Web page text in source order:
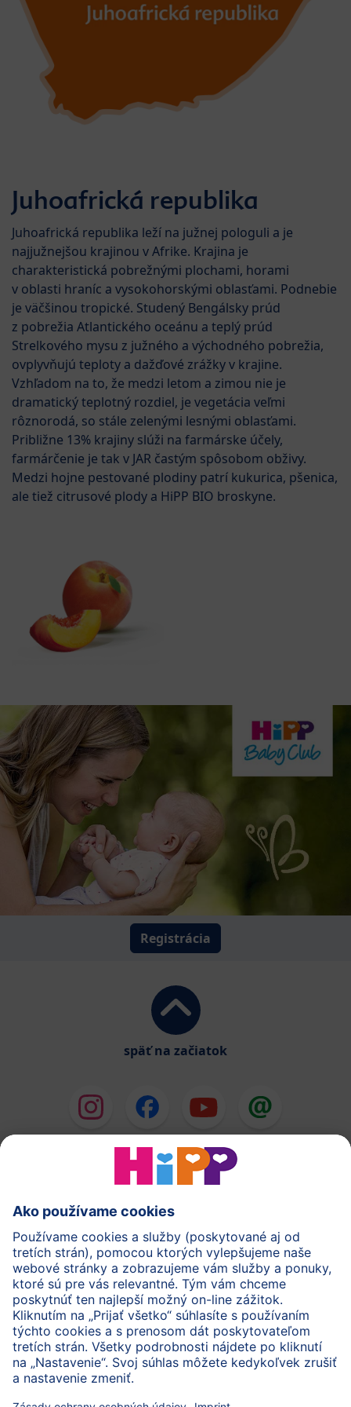
Juhoafrická republika
Juhoafrická republika leží na južnej pologuli a je
najjužnejšou krajinou v Afrike. Krajina je
charakteristická pobrežnými plochami, horami
v oblasti hraníc a vysokohorskými oblasťami. Podnebie
je väčšinou tropické. Studený Bengálsky prúd
z pobrežia Atlantického oceánu a teplý prúd
Strelkového mysu z južného a východného pobrežia,
ovplyvňujú teploty a dažďové zrážky v krajine.
Vzhľadom na to, že medzi letom a zimou nie je
dramatický teplotný rozdiel, je vegetácia veľmi
rôznorodá, so stále zelenými lesnými oblasťami.
Približne 13% krajiny slúži na farmárske účely,
farmárčenie je tak v JAR častým spôsobom obživy.
Medzi hojne pestované plodiny patrí kukurica, pšenica,
ale tiež citrusové plody a HiPP BIO broskyne.
Registrácia
späť na začiatok
HiPP Mlieka
HiPP Príkrmy
HiPP Tehotenstvo
Ochrana osobných údajov
Cookies a pravidlá používania webovej stránky
Imprint
O spoločnosti HiPP Kontakt